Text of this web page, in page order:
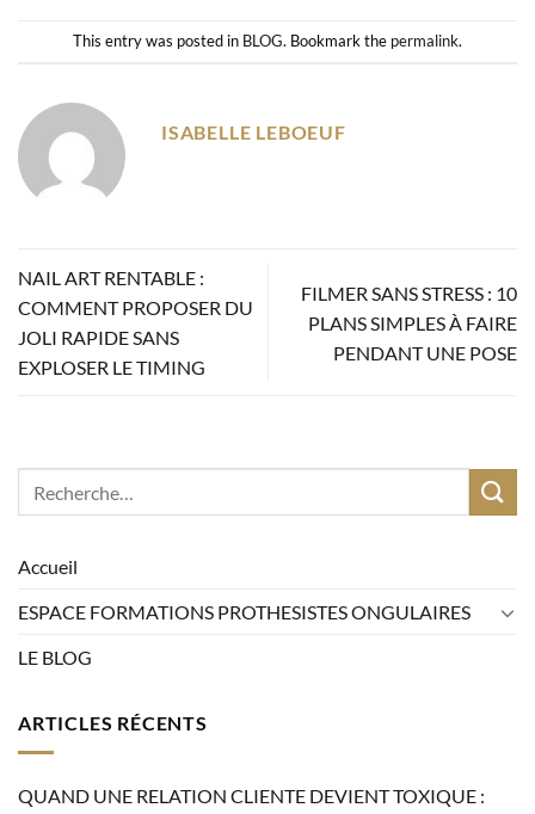
This entry was posted in BLOG. Bookmark the permalink.
ISABELLE LEBOEUF
NAIL ART RENTABLE :
COMMENT PROPOSER DU
JOLI RAPIDE SANS
EXPLOSER LE TIMING
FILMER SANS STRESS : 10
PLANS SIMPLES À FAIRE
PENDANT UNE POSE
Accueil
ESPACE FORMATIONS PROTHESISTES ONGULAIRES
LE BLOG
ARTICLES RÉCENTS
QUAND UNE RELATION CLIENTE DEVIENT TOXIQUE :